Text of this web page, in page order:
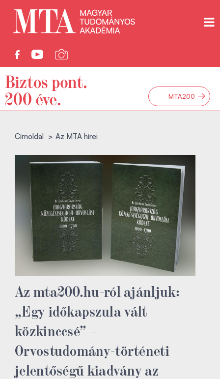
MTA200 →
Címoldal Az MTA hírei
Az mta200.hu-ról ajánljuk:
„Egy időkapszula vált
közkinccsé” –
Orvostudomány-történeti
jelentőségű kiadvány az